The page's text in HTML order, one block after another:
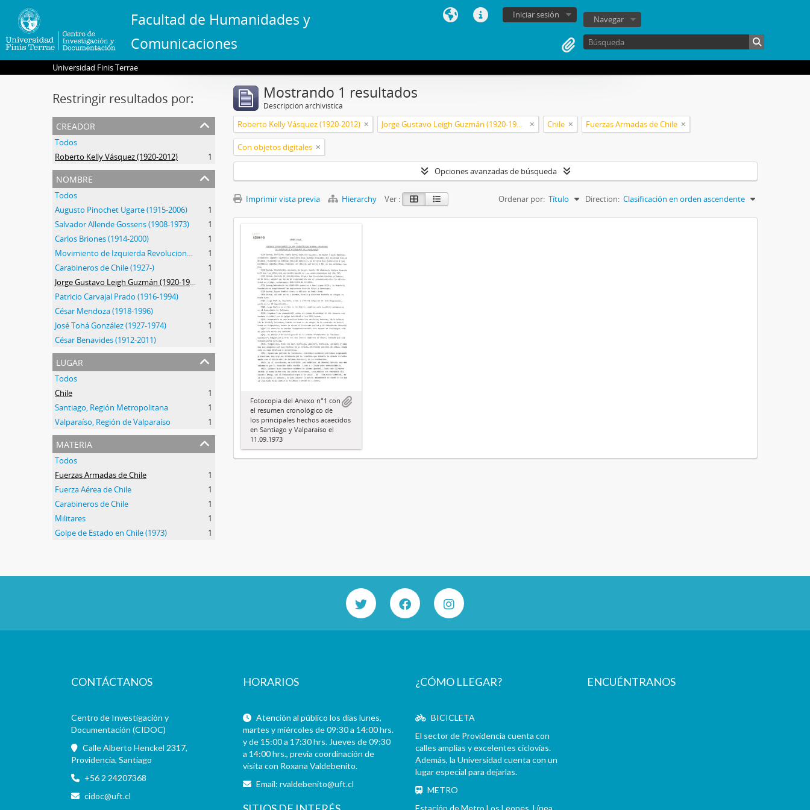
Facultad de Humanidades y
Comunicaciones
Iniciar sesión Navegar
Universidad Finis Terrae
Restringir resultados por:
creador
Todos
Roberto Kelly Vásquez (1920-2012)
1
nombre
Todos
Augusto Pinochet Ugarte (1915-2006)
1
Salvador Allende Gossens (1908-1973)
1
Carlos Briones (1914-2000)
1
Movimiento de Izquierda Revolucionario (MIR) (1965-1990)
1
Carabineros de Chile (1927-)
1
Jorge Gustavo Leigh Guzmán (1920-1999)
1
Patricio Carvajal Prado (1916-1994)
1
César Mendoza (1918-1996)
1
José Tohá González (1927-1974)
1
César Benavides (1912-2011)
1
lugar
Todos
Chile
1
Santiago, Región Metropolitana
1
Valparaíso, Región de Valparaíso
1
materia
Todos
Fuerzas Armadas de Chile
1
Fuerza Aérea de Chile
1
Carabineros de Chile
1
Militares
1
Golpe de Estado en Chile (1973)
1
Mostrando 1 resultados
Descripción archivística
Roberto Kelly Vásquez (1920-2012) Jorge Gustavo Leigh Guzmán (1920-1999) Chile Fuerzas Armadas de Chile
Con objetos digitales
Opciones avanzadas de búsqueda
Imprimir vista previa Hierarchy Ver : Ordenar por: Título Direction: Clasificación en orden ascendente
Fotocopia del Anexo n°1 con
el resumen cronológico de
los principales hechos acaecidos
en Santiago y Valparaíso el
11.09.1973
CONTÁCTANOS
Centro de Investigación y
Documentación (CIDOC)
Calle Alberto Henckel 2317,
Providencia, Santiago
+56 2 24207368
cidoc@uft.cl
HORARIOS
Atención al público los días lunes,
martes y miércoles de 09:30 a 14:00 hrs.
y de 15:00 a 17:30 hrs. Jueves de 09:30
a 14:00 hrs., previa coordinación de
visita con Roxana Valdebenito.
Email:rvaldebenito@uft.cl
¿CÓMO LLEGAR?
BICICLETA
El sector de Providencia cuenta con
calles amplias y excelentes ciclovías.
Además, la Universidad cuenta con un
lugar especial para dejarlas.
METRO
Estación de Metro Los Leones. Línea
ENCUÉNTRANOS